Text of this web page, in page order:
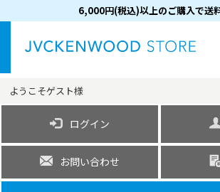
6,000円(税込)以上のご購入で送
ようこそゲスト様
ログイン
お問い合わせ